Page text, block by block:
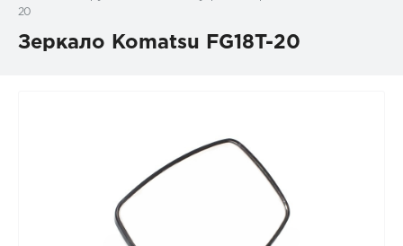
20
Зеркало Komatsu FG18T-20